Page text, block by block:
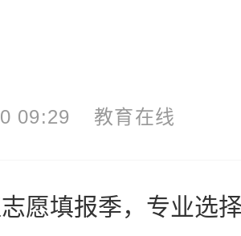
09:29 教育在线
填报季，专业选择